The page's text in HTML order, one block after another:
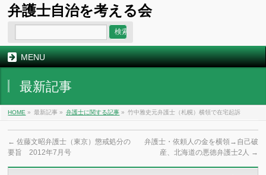
弁護士自治を考える会
MENU
最新記事
HOME » 最新記事 » 弁護士に関する記事 » 竹中雅史元弁護士（札幌）横領で在宅起訴
← 佐藤文昭弁護士（東京）懲戒処分の
要旨 2012年7月号
弁護士・依頼人の金を横領→自己破
産、北海道の悪徳弁護士2人 →